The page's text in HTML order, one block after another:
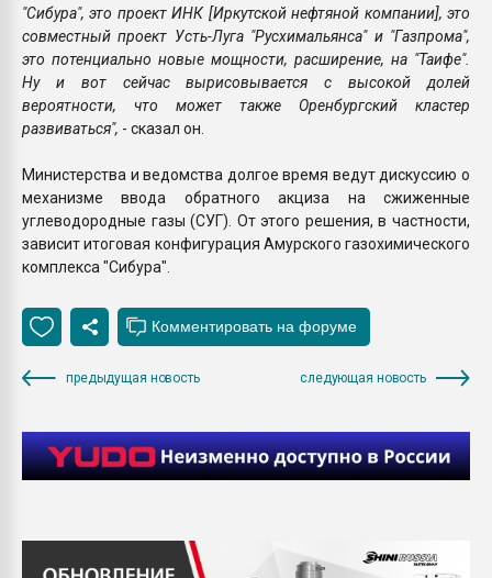
"Сибура", это проект ИНК [Иркутской нефтяной компании], это
совместный проект Усть-Луга "Русхимальянса" и "Газпрома",
это потенциально новые мощности, расширение, на "Таифе".
Ну и вот сейчас вырисовывается с высокой долей
вероятности, что может также Оренбургский кластер
развиваться", - сказал он.
Министерства и ведомства долгое время ведут дискуссию о
механизме ввода обратного акциза на сжиженные
углеводородные газы (СУГ). От этого решения, в частности,
зависит итоговая конфигурация Амурского газохимического
комплекса "Сибура".
предыдущая новость следующая новость